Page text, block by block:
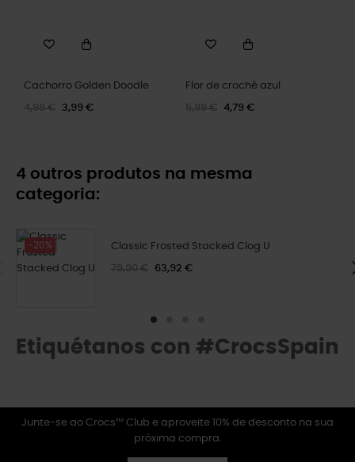
Cachorro Golden Doodle
4,99 € 3,99 €
Flor de crochê azul
5,99 € 4,79 €
4 outros produtos na mesma
categoria:
-20% Classic Frosted Stacked Clog U
79,90 € 63,92 €
Etiquétanos con #CrocsSpain
Junte-se ao Crocs™ Club e aproveite 10% de desconto na sua
próxima compra.